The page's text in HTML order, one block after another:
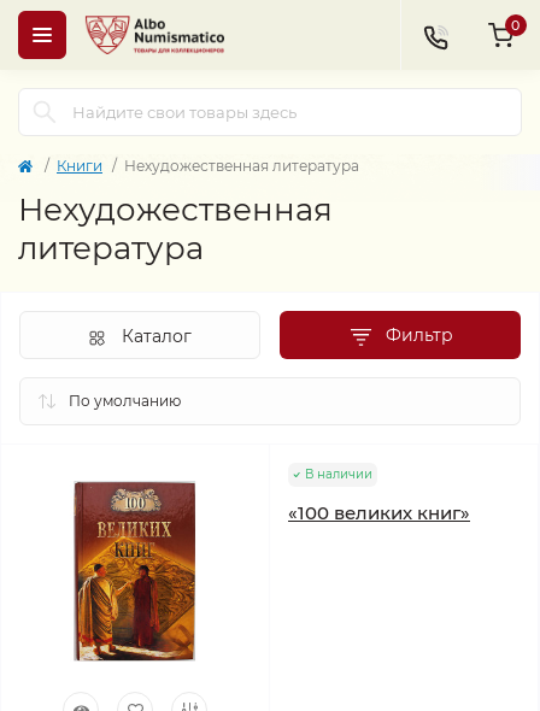
0
Книги Нехудожественная литература
Нехудожественная
литература
Фильтр
Каталог
В наличии
«100 великих книг»